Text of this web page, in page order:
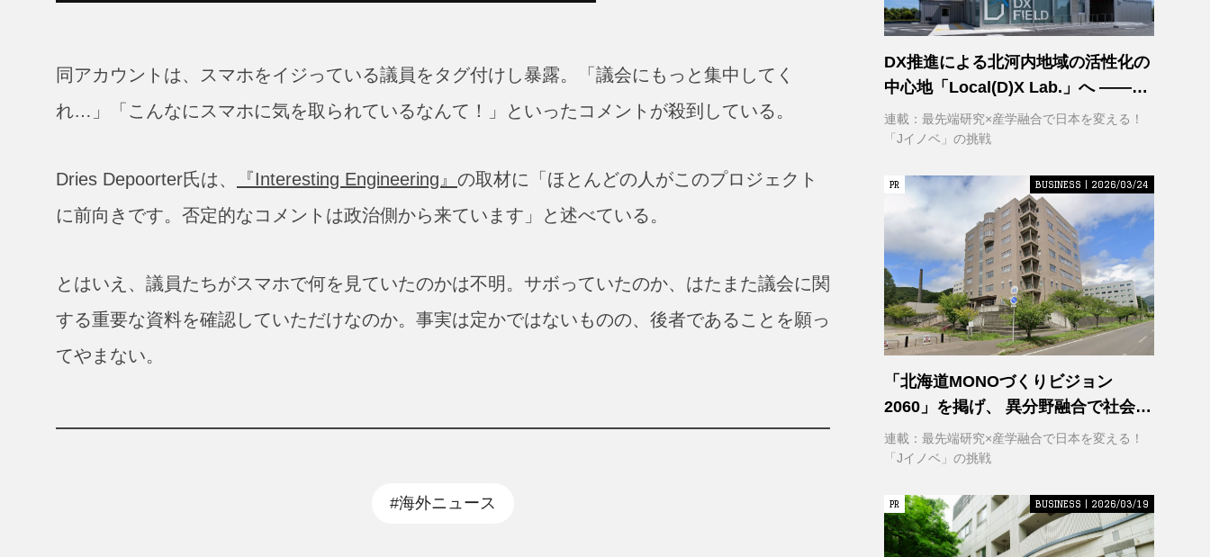
同アカウントは、スマホをイジっている議員をタグ付けし暴露。「議会にもっと集中してく
れ…」「こんなにスマホに気を取られているなんて！」といったコメントが殺到している。
Dries Depoorter氏は、 『Interesting Engineering』 の取材に「ほとんどの人がこのプロジェクト
に前向きです。否定的なコメントは政治側から来ています」と述べている。
とはいえ、議員たちがスマホで何を見ていたのかは不明。サボっていたのか、はたまた議会に関
する重要な資料を確認していただけなのか。事実は定かではないものの、後者であることを願っ
てやまない。
#海外ニュース
DX推進による北河内地域の活性化の
中心地「Local(D)X Lab.」へ ――延
べ1,400㎡の巨大実証空間で地域DX
に挑む 大阪工業大学 DXフィールド
連載：最先端研究×産学融合で日本を変える！
「Jイノベ」の挑戦
PR
PR BUSINESS | 2026/03/24
「北海道MONOづくりビジョン
2060」を掲げ、 異分野融合で社会変
革に挑む 室蘭工業大学 クリエイティ
ブコラボレーションセンター
連載：最先端研究×産学融合で日本を変える！
「Jイノベ」の挑戦
PR
PR BUSINESS | 2026/03/19